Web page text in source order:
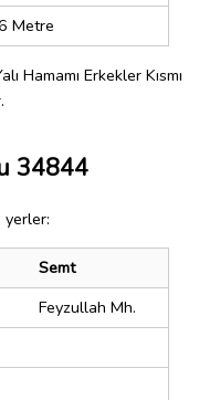
Metre
Hamamı Erkekler Kısmı
34844
yerler:
Semt
Feyzullah Mh.